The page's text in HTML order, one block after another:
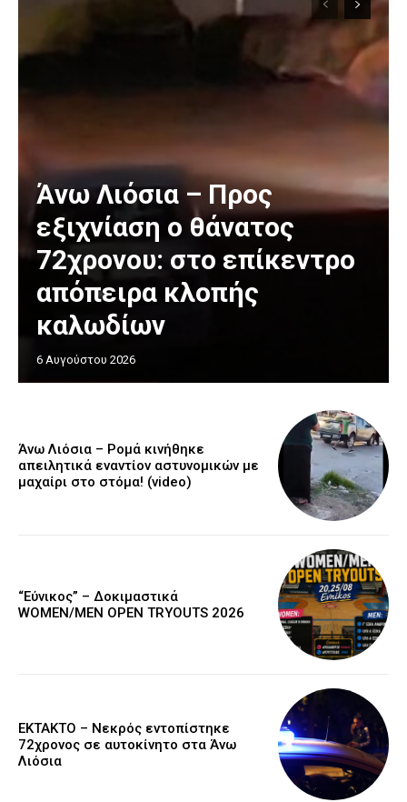
Άνω Λιόσια – Προς
εξιχνίαση ο θάνατος
72χρονου: στο επίκεντρο
απόπειρα κλοπής
καλωδίων
6 Αυγούστου 2026
Άνω Λιόσια – Ρομά κινήθηκε
απειλητικά εναντίον αστυνομικών με
μαχαίρι στο στόμα! (video)
“Εύνικος” – Δοκιμαστικά
WOMEN/MEN OPEN TRYOUTS 2026
EKTAKTO – Νεκρός εντοπίστηκε
72χρονος σε αυτοκίνητο στα Άνω
Λιόσια